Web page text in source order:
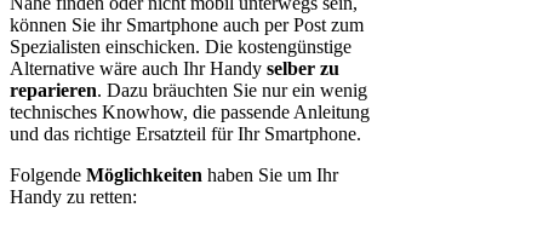
können Sie ihr Smartphone auch per Post zum
Spezialisten einschicken. Die kostengünstige
Alternative wäre auch Ihr Handy selber zu
reparieren. Dazu bräuchten Sie nur ein wenig
technisches Knowhow, die passende Anleitung
und das richtige Ersatzteil für Ihr Smartphone.
Folgende Möglichkeiten haben Sie um Ihr
Handy zu retten: